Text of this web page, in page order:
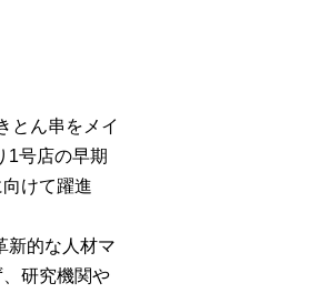
とん串をメイ
1号店の早期
けて躍進
新的な人材マ
研究機関や